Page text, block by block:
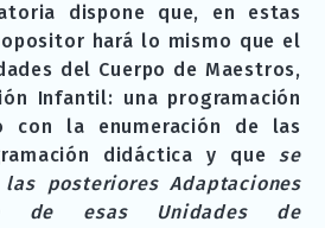
dispone que, en estas
hará lo mismo que el
del Cuerpo de Maestros,
Infantil: una programación
con la enumeración de las
didáctica y quese
posteriores Adaptaciones
de esas Unidades de